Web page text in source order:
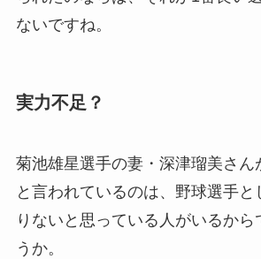
ないですね。
実力不足？
菊池雄星選手の妻・深津瑠美さん
と言われているのは、野球選手と
りないと思っている人がいるから
うか。